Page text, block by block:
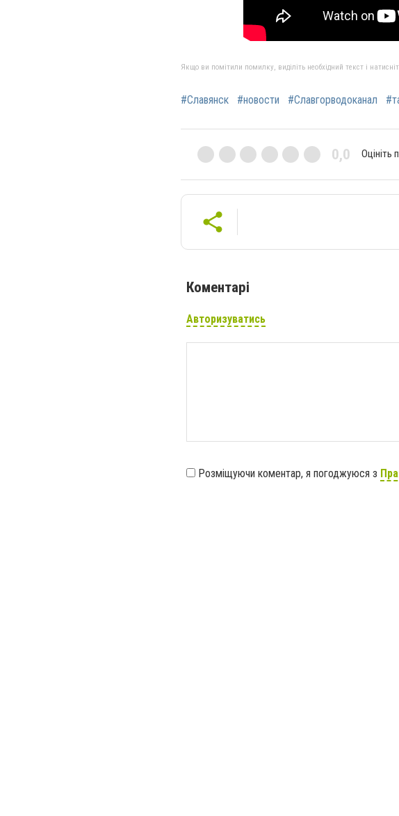
Якщо ви помітили помилку, виділіть необхідний текст і
#Славянск #новости #Славгорводоканал
0,0 Оцініть
Коментарі
Авторизуватись
Розміщуючи коментар, я погоджуюся з